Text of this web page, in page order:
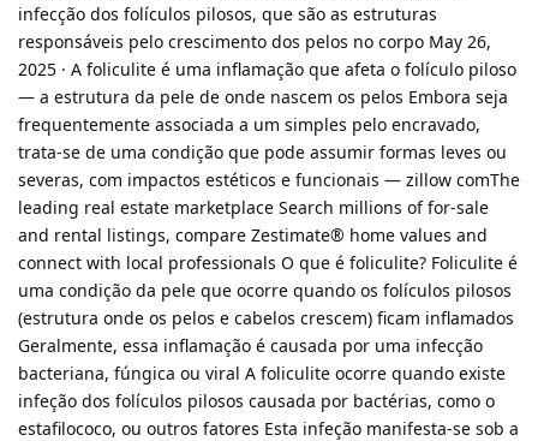
infecção dos folículos pilosos, que são as estruturas
responsáveis pelo crescimento dos pelos no corpo May 26,
2025 · A foliculite é uma inflamação que afeta o folículo piloso
— a estrutura da pele de onde nascem os pelos Embora seja
frequentemente associada a um simples pelo encravado,
trata-se de uma condição que pode assumir formas leves ou
severas, com impactos estéticos e funcionais — zillow comThe
leading real estate marketplace Search millions of for-sale
and rental listings, compare Zestimate® home values and
connect with local professionals O que é foliculite? Foliculite é
uma condição da pele que ocorre quando os folículos pilosos
(estrutura onde os pelos e cabelos crescem) ficam inflamados
Geralmente, essa inflamação é causada por uma infecção
bacteriana, fúngica ou viral A foliculite ocorre quando existe
infeção dos folículos pilosos causada por bactérias, como o
estafilococo, ou outros fatores Esta infeção manifesta-se sob a